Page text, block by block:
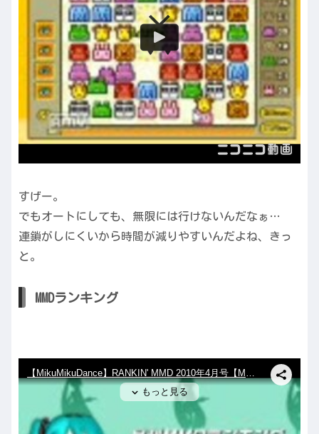
すげー。
でもオートにしても、無限には行けないんだなぁ…
連鎖がしにくいから時間が減りやすいんだよね、きっ
と。
MMDランキング